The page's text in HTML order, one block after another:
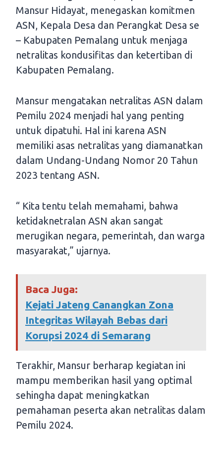
Mansur Hidayat, menegaskan komitmen
ASN, Kepala Desa dan Perangkat Desa se
– Kabupaten Pemalang untuk menjaga
netralitas kondusifitas dan ketertiban di
Kabupaten Pemalang.
Mansur mengatakan netralitas ASN dalam
Pemilu 2024 menjadi hal yang penting
untuk dipatuhi. Hal ini karena ASN
memiliki asas netralitas yang diamanatkan
dalam Undang-Undang Nomor 20 Tahun
2023 tentang ASN.
“ Kita tentu telah memahami, bahwa
ketidaknetralan ASN akan sangat
merugikan negara, pemerintah, dan warga
masyarakat,” ujarnya.
Baca Juga:
Kejati Jateng Canangkan Zona
Integritas Wilayah Bebas dari
Korupsi 2024 di Semarang
Terakhir, Mansur berharap kegiatan ini
mampu memberikan hasil yang optimal
sehingha dapat meningkatkan
pemahaman peserta akan netralitas dalam
Pemilu 2024.